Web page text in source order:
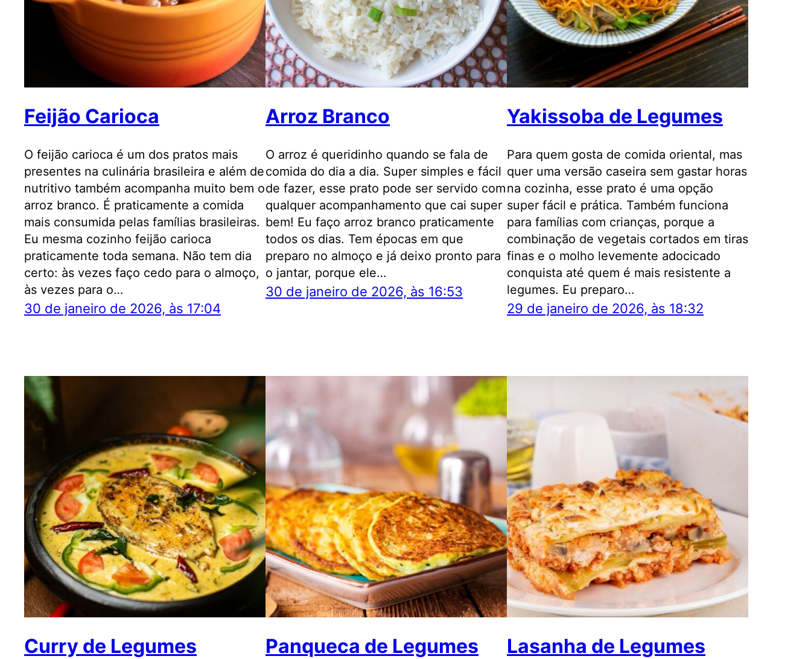
Feijão Carioca
O feijão carioca é um dos pratos mais
presentes na culinária brasileira e além de
nutritivo também acompanha muito bem o
arroz branco. É praticamente a comida
mais consumida pelas famílias brasileiras.
Eu mesma cozinho feijão carioca
praticamente toda semana. Não tem dia
certo: às vezes faço cedo para o almoço,
às vezes para o…
30 de janeiro de 2026, às 17:04
Arroz Branco
O arroz é queridinho quando se fala de
comida do dia a dia. Super simples e fácil
de fazer, esse prato pode ser servido com
qualquer acompanhamento que cai super
bem! Eu faço arroz branco praticamente
todos os dias. Tem épocas em que
preparo no almoço e já deixo pronto para
o jantar, porque ele…
30 de janeiro de 2026, às 16:53
Yakissoba de Legumes
Para quem gosta de comida oriental, mas
quer uma versão caseira sem gastar horas
na cozinha, esse prato é uma opção
super fácil e prática. Também funciona
para famílias com crianças, porque a
combinação de vegetais cortados em tiras
finas e o molho levemente adocicado
conquista até quem é mais resistente a
legumes. Eu preparo…
29 de janeiro de 2026, às 18:32
Curry de Legumes
Panqueca de Legumes
Lasanha de Legumes